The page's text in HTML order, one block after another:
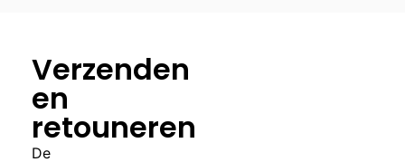
Verzenden
en
retouneren
De